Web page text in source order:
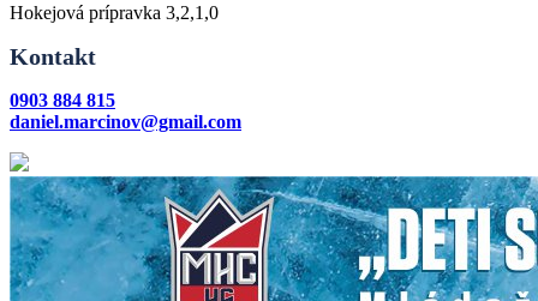
Hokejová prípravka 3,2,1,0
Kontakt
0903 884 815
daniel.marcinov@gmail.com